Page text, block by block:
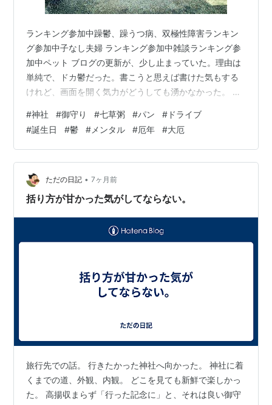
ランキング参加中躁鬱、躁うつ病、双極性障害ランキン
グ参加中子なし夫婦 ランキング参加中雑談ランキング参
加中ペット ブログの更新が、少し止まっていた。理由は
単純で、ドカ鬱だった。書こうと思えば書けた気もする
けれど、画面を開く気力がどうしても湧かなかった。 前
た。 実は、ちゃんと出かけていた。今日はその続きを書
いておく。 ■01：正月休み最終日、ちゃんと外に出た
1/4。オラウータン系旦那の正月休み最終日。 寝続けてい
た自分に喝を入れ、朝早くに家を出た。二人でお気に入
りのパン屋さんに行って、買ったパンを車の中で食べな
がら、久しぶりに、ゆっくりドライ…
#神社 #御守り #七草粥 #パン # ドライブ
#誕生日 #鬱 # メンタル #厄年 #大厄
ただの日記 • 7ヶ月前
括り方が甘かった気がしてならない。
旅行先での話。 行きたかった神社へ向かった。 神社に着
くまでの道、外観、内観。 どこを見ても新鮮で楽しかっ
た。 高揚収まらず「行った記念に」と、それは良い御守